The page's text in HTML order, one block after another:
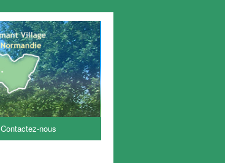
Contactez-nous